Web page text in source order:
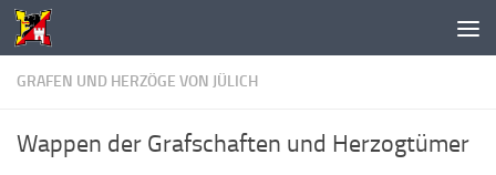
Unter dem Inhalt
GRAFEN UND HERZÖGE VON JÜLICH
Wappen der Grafschaften und Herzogtümer